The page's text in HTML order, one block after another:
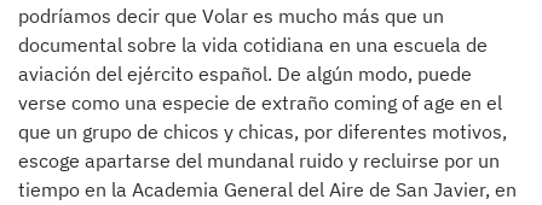
podríamos decir que Volar es mucho más que un
documental sobre la vida cotidiana en una escuela de
aviación del ejército español. De algún modo, puede
verse como una especie de extraño coming of age en el
que un grupo de chicos y chicas, por diferentes motivos,
escoge apartarse del mundanal ruido y recluirse por un
tiempo en la Academia General del Aire de San Javier, en